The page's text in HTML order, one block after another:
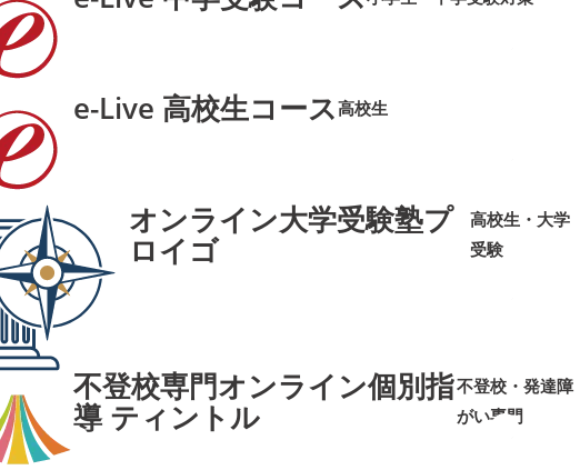
e-Live 高校生コース高校生
オンライン大学受験塾プ
ロイゴ
高校生・大学
受験
不登校専門オンライン個別指
導 ティントル
不登校・発達障
がい専門